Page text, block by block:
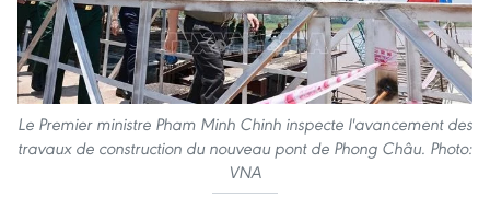
Le Premier ministre Pham Minh Chinh inspecte l'avancement des
travaux de construction du nouveau pont de Phong Châu. Photo:
VNA